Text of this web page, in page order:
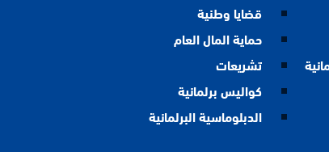
قضايا وطنية
حماية المال العام
تشريعات
كواليس برلمانية
الدبلوماسية البرلمانية